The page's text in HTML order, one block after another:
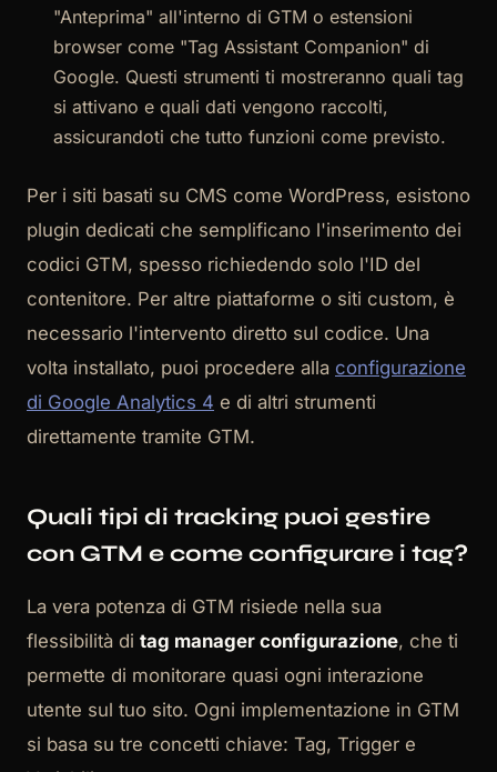
"Anteprima" all'interno di GTM o estensioni
browser come "Tag Assistant Companion" di
Google. Questi strumenti ti mostreranno quali tag
si attivano e quali dati vengono raccolti,
assicurandoti che tutto funzioni come previsto.
Per i siti basati su CMS come WordPress, esistono
plugin dedicati che semplificano l'inserimento dei
codici GTM, spesso richiedendo solo l'ID del
contenitore. Per altre piattaforme o siti custom, è
necessario l'intervento diretto sul codice. Una
volta installato, puoi procedere alla configurazione
di Google Analytics 4 e di altri strumenti
direttamente tramite GTM.
Quali tipi di tracking puoi gestire
con GTM e come configurare i tag?
La vera potenza di GTM risiede nella sua
flessibilità di tag manager configurazione, che ti
permette di monitorare quasi ogni interazione
utente sul tuo sito. Ogni implementazione in GTM
si basa su tre concetti chiave: Tag, Trigger e